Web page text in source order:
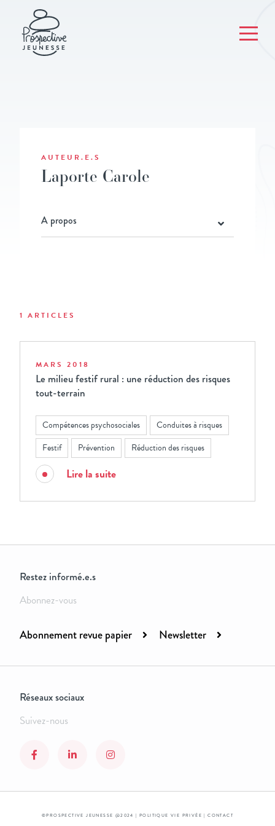
AUTEUR.E.S
Laporte Carole
A propos
1 ARTICLES
MARS 2018
Le milieu festif rural : une réduction des risques
tout-terrain
Compétences psychosociales
Conduites à risques
Festif
Prévention Réduction des risques
Lire la suite
Restez informé.e.s
Abonnez-vous
Abonnement revue papier Newsletter
Réseaux sociaux
Suivez-nous
©PROSPECTIVE JEUNESSE @2024 | POLITIQUE VIE PRIVÉE |CONTACT